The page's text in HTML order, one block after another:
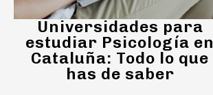
Universidades para
estudiar Psicología en
Cataluña: Todo lo que
has de saber